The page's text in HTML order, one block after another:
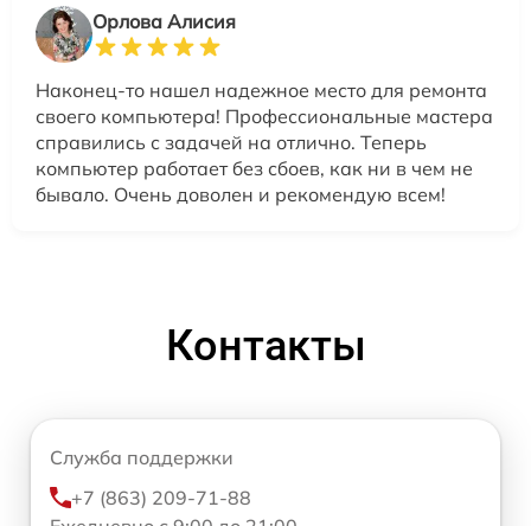
Орлова Алисия
Наконец-то нашел надежное место для ремонта
своего компьютера! Профессиональные мастера
справились с задачей на отлично. Теперь
компьютер работает без сбоев, как ни в чем не
бывало. Очень доволен и рекомендую всем!
Контакты
Служба поддержки
+7 (863) 209-71-88